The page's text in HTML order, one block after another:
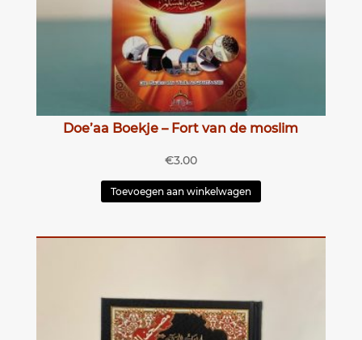
Doe’aa Boekje – Fort van de moslim
€3.00
Toevoegen aan winkelwagen